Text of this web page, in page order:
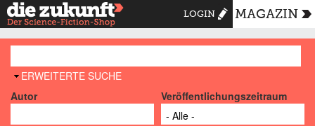
LOGIN MAGAZIN
AUSBLENDEN
ERWEITERTE SUCHE
Autor
Veröffentlichungszeitraum